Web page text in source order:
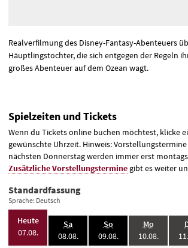
Realverfilmung des Disney-Fantasy-Abenteuers
Häuptlingstochter, die sich entgegen der Regeln
großes Abenteuer auf dem Ozean wagt.
Spielzeiten und Tickets
Wenn du Tickets online buchen möchtest, klicke
gewünschte Uhrzeit. Hinweis:
nächsten Donnerstag werden immer erst
Zusätzliche Vorstellungstermine gibt es weiter
Standardfassung
Sprache: Deutsch
Heute,
07.08.2026:
Sa.,
08.08.2026:
So.,
09.08.2026:
Mo.,
10.08.2026: